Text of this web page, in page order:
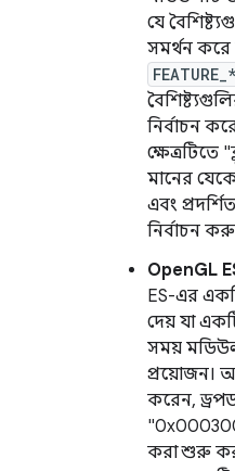
যে
সমর্থন করে
FEATURE_*
নির্বাচন
ক্ষেত্রটিতে
মানের
এবং
নির্বাচন
OpenGL
ES-এর
দেয় যা
সময়
প্রয়োজন।
করেন,
করা শুরু